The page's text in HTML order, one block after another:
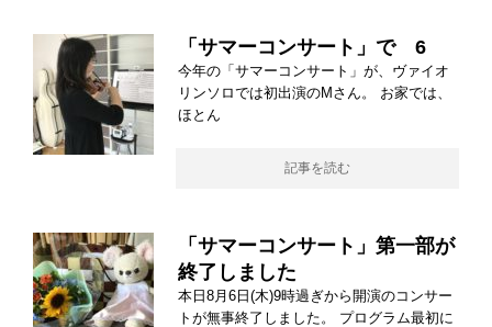
「サマーコンサート」で 6
今年の「サマーコンサート」が、ヴァイオ
リンソロでは初出演のMさん。 お家では、
ほとん
記事を読む
「サマーコンサート」第一部が
終了しました
本日8月6日(木)9時過ぎから開演のコンサー
トが無事終了しました。 プログラム最初に